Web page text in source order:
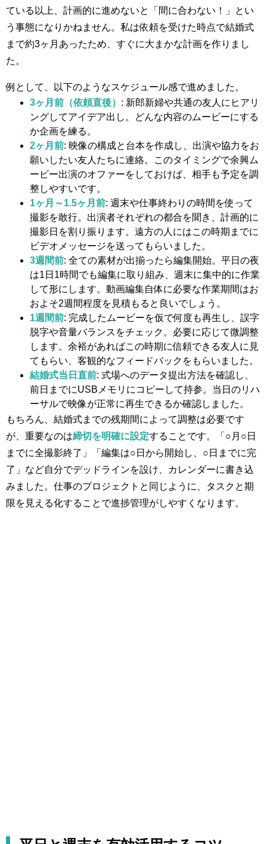
ている以上、計画的に進めないと「間に合わない！」とい
う事態になりかねません。私は依頼を受けた時点で結婚式
まで約3ヶ月あったため、すぐに大まかな計画を作りまし
た。
例として、以下のようなスケジュール感で進めました。
3ヶ月前（依頼直後） : 新郎新婦や共通の友人にヒアリ
ングしてアイデア出し。どんな内容のムービーにする
か企画を練る。
2ヶ月前: 映像の構成と台本を作成し、出演や協力をお
願いしたい友人たちに連絡。このタイミングで余興ム
ービー出演のオファーをしておけば、相手も予定を調
整しやすいです。
1ヶ月～1.5ヶ月前: 週末や仕事終わりの時間を使って
撮影を敢行。出演者それぞれの都合を聞き、計画的に
撮影日を割り振ります。遠方の人にはこの時期までに
ビデオメッセージを送ってもらいました。
3週間前: 全ての素材が出揃ったら編集開始。平日の夜
は1日1時間でも編集に取り組み、週末に集中的に作業
して形にします。動画編集自体に必要な作業期間はお
およそ2週間程度を見積もると良いでしょう。
1週間前: 完成したムービーを仮で何度も再生し、誤字
脱字や音量バランスをチェック。必要に応じて微調整
します。余裕があればこの時期に信頼できる友人に見
てもらい、客観的なフィードバックをもらいました。
結婚式当日直前: 式場へのデータ提出方法を確認し、
前日までにUSBメモリにコピーして持参。当日のリハ
ーサルで映像が正常に再生できるか確認しました。
もちろん、結婚式までの残期間によって調整は必要です
が、重要なのは締切を明確に設定することです。「○月○日
までに全撮影終了」「編集は○日から開始し、○日までに完
了」など自分でデッドラインを設け、カレンダーに書き込
みました。仕事のプロジェクトと同じように、タスクと期
限を見える化することで進捗管理がしやすくなります。